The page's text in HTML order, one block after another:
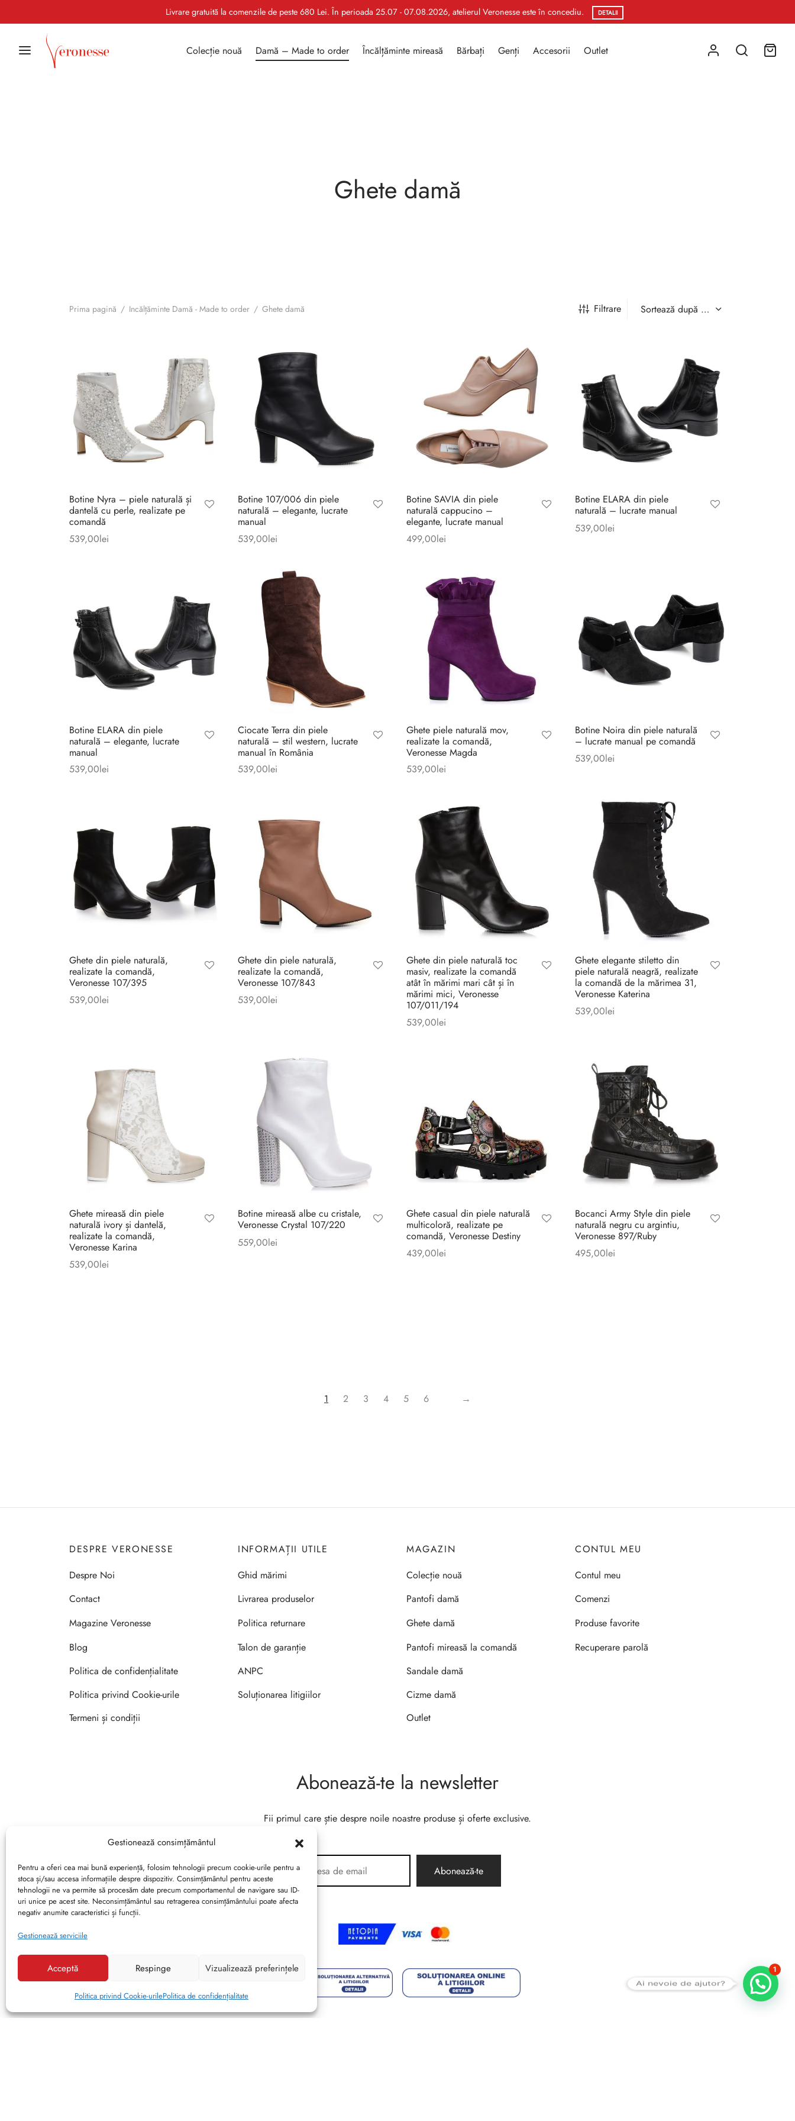
Gestionează consimțământul
Pentru a oferi cea mai bună experiență, folosim tehnologii precum cookie-urile pentru a
stoca și/sau accesa informațiile despre dispozitiv. Consimțământul pentru aceste
tehnologii ne va permite să procesăm date precum comportamentul de navigare sau ID-
uri unice pe acest site. Neconsimțământul sau retragerea consimțământului poate afecta
negativ anumite caracteristici și funcții.
Gestionează serviciile
Acceptă Respinge Vizualizează preferințele
Politica privind Cookie-urilePolitica de confidențialitate
Livrare gratuită la comenzile de peste 680 Lei. În perioada 25.07 - 07.08.2026, atelierul Veronesse este în concediu. DETALII
Colecție nouă Damă – Made to order Încălțăminte mireasă Bărbați Genți Accesorii Outlet
Ghete damă
Prima pagină / Incălțăminte Damă - Made to order / Ghete damă Filtrare
Botine Nyra – piele naturală și
dantelă cu perle, realizate pe
comandă
539,00lei
Botine 107/006 din piele
naturală – elegante, lucrate
manual
539,00lei
Botine SAVIA din piele
naturală cappucino –
elegante, lucrate manual
499,00lei
Botine ELARA din piele
naturală – lucrate manual
539,00lei
Botine ELARA din piele
naturală – elegante, lucrate
manual
539,00lei
Ciocate Terra din piele
naturală – stil western, lucrate
manual în România
539,00lei
Ghete piele naturală mov,
realizate la comandă,
Veronesse Magda
539,00lei
Botine Noira din piele naturală
– lucrate manual pe comandă
539,00lei
Ghete din piele naturală,
realizate la comandă,
Veronesse 107/395
539,00lei
Ghete din piele naturală,
realizate la comandă,
Veronesse 107/843
539,00lei
Ghete din piele naturală toc
masiv, realizate la comandă
atât în mărimi mari cât și în
mărimi mici, Veronesse
107/011/194
539,00lei
Ghete elegante stiletto din
piele naturală neagră, realizate
la comandă de la mărimea 31,
Veronesse Katerina
539,00lei
Ghete mireasă din piele
naturală ivory și dantelă,
realizate la comandă,
Veronesse Karina
539,00lei
Botine mireasă albe cu cristale,
Veronesse Crystal 107/220
559,00lei
Ghete casual din piele naturală
multicoloră, realizate pe
comandă, Veronesse Destiny
439,00lei
Bocanci Army Style din piele
naturală negru cu argintiu,
Veronesse 897/Ruby
495,00lei
1 2 3 4 5 6 →
DESPRE VERONESSE
Despre Noi
Contact
Magazine Veronesse
Blog
Politica de confidențialitate
Politica privind Cookie-urile
Termeni și condiții
INFORMAȚII UTILE
Ghid mărimi
Livrarea produselor
Politica returnare
Talon de garanție
ANPC
Soluționarea litigiilor
MAGAZIN
Colecție nouă
Pantofi damă
Ghete damă
Pantofi mireasă la comandă
Sandale damă
Cizme damă
Outlet
CONTUL MEU
Contul meu
Comenzi
Produse favorite
Recuperare parolă
Abonează-te la newsletter
Fii primul care știe despre noile noastre produse și oferte exclusive.
Ai nevoie de ajutor?
1